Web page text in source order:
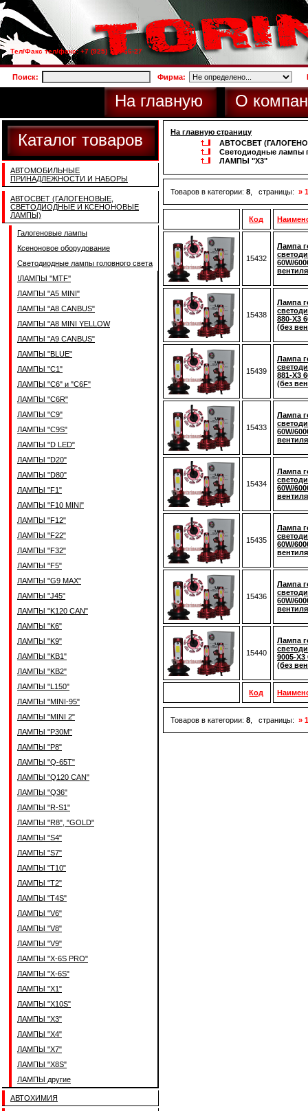
Тел/Факс тел/факс: +7 (925) 733-66-27
Поиск: Фирма:
На главную О
Каталог товаров
АВТОМОБИЛЬНЫЕ
ПРИНАДЛЕЖНОСТИ И НАБОРЫ
АВТОСВЕТ (ГАЛОГЕНОВЫЕ,
СВЕТОДИОДНЫЕ И КСЕНОНОВЫЕ
ЛАМПЫ)
Галогеновые лампы
Ксеноновое оборудование
Светодиодные лампы головного света
!ЛАМПЫ ''MTF''
ЛАМПЫ "A5 MINI"
ЛАМПЫ "A8 CANBUS"
ЛАМПЫ "A8 MINI YELLOW
ЛАМПЫ "A9 CANBUS"
ЛАМПЫ "BLUE"
ЛАМПЫ "C1"
ЛАМПЫ "C6" и "C6F"
ЛАМПЫ "C6R"
ЛАМПЫ "C9"
ЛАМПЫ "C9S"
ЛАМПЫ "D LED"
ЛАМПЫ "D20"
ЛАМПЫ "D80"
ЛАМПЫ "F1"
ЛАМПЫ "F10 MINI"
ЛАМПЫ "F12"
ЛАМПЫ "F22"
ЛАМПЫ "F32"
ЛАМПЫ "F5"
ЛАМПЫ "G9 MAX"
ЛАМПЫ "J45"
ЛАМПЫ "K120 CAN"
ЛАМПЫ "K6"
ЛАМПЫ "K9"
ЛАМПЫ "KB1"
ЛАМПЫ "KB2"
ЛАМПЫ "L150"
ЛАМПЫ "MINI-95"
ЛАМПЫ "MINI 2"
ЛАМПЫ "P30M"
ЛАМПЫ "P8"
ЛАМПЫ "Q-65T"
ЛАМПЫ "Q120 CAN"
ЛАМПЫ "Q36"
ЛАМПЫ "R-S1"
ЛАМПЫ "R8", "GOLD"
ЛАМПЫ "S4"
ЛАМПЫ "S7"
ЛАМПЫ "T10"
ЛАМПЫ "T2"
ЛАМПЫ "T4S"
ЛАМПЫ "V6"
ЛАМПЫ "V8"
ЛАМПЫ "V9"
ЛАМПЫ "X-6S PRO"
ЛАМПЫ "X-6S"
ЛАМПЫ "X1"
ЛАМПЫ "X10S"
ЛАМПЫ "X3"
ЛАМПЫ "X4"
ЛАМПЫ "X7"
ЛАМПЫ "X8S"
ЛАМПЫ другие
АВТОХИМИЯ
На главную страницу
АВТОСВЕТ
Светодиодные лампы
ЛАМПЫ "X3"
Товаров в категории: 8 , страницы: »
Код
15432
Лампа
60W/
15438
Лампа
880-Х3
(без
15439
Лампа
881-Х3
(без
15433
Лампа
60W/
15434
Лампа
60W/
15435
Лампа
60W/
15436
Лампа
60W/
15440
Лампа
9005-Х3
(без
Код
Товаров в категории: 8 , страницы: »